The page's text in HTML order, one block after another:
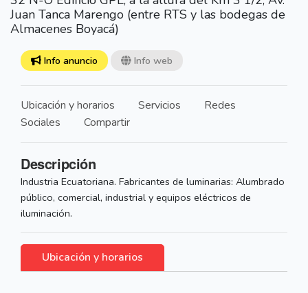
Juan Tanca Marengo (entre RTS y las bodegas de
Almacenes Boyacá)
Info anuncio Info web
Ubicación y horarios Servicios
Redes
Sociales
Compartir
Descripción
Industria Ecuatoriana. Fabricantes de luminarias: Alumbrado
público, comercial, industrial y equipos eléctricos de
iluminación.
Ubicación y horarios